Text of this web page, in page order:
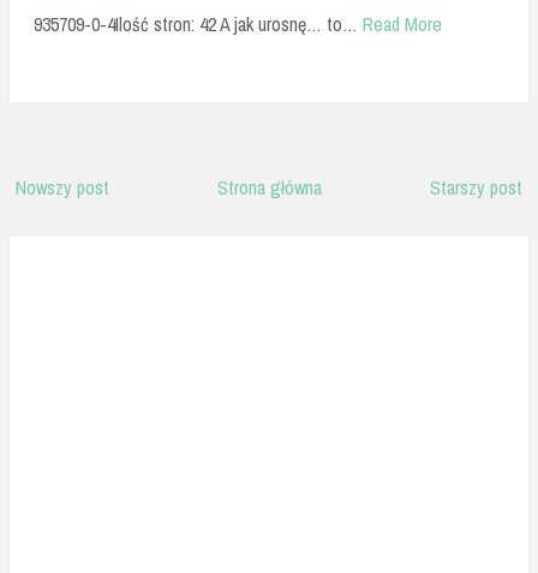
935709-0-4Ilość stron: 42 A jak urosnę… to… Read More
Nowszy post Starszy post
Strona główna